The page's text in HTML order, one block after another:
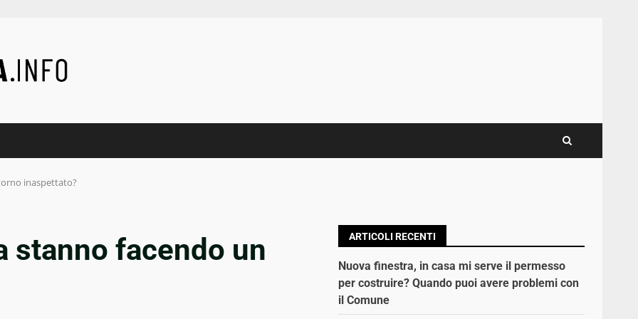
inaspettato?
stanno facendo un
ARTICOLI RECENTI
Nuova finestra, in casa mi serve il permesso
per costruire? Quando puoi avere problemi con
il Comune